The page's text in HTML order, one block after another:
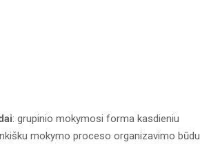
: grupinio mokymosi forma kasdieniu
mokymo proceso organizavimo